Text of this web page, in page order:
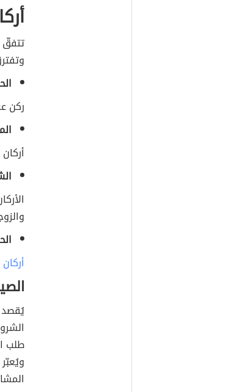
تتفقّ
ركن
يُقصد
طلب